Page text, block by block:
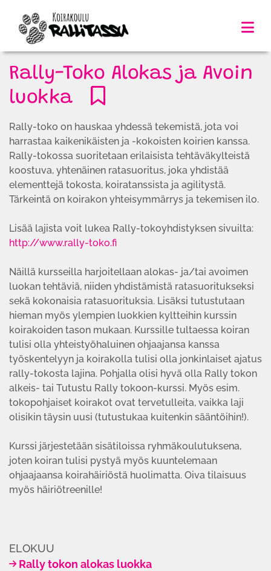
Rally-Toko Alokas ja Avoin
luokka
Rally-toko on hauskaa yhdessä tekemistä, jota voi
harrastaa kaikenikäisten ja -kokoisten koirien kanssa.
Rally-tokossa suoritetaan erilaisista tehtäväkylteistä
koostuva, yhtenäinen ratasuoritus, joka yhdistää
elementtejä tokosta, koiratanssista ja agilitystä.
Tärkeintä on koirakon yhteisymmärrys ja tekemisen ilo.
Lisää lajista voit lukea Rally-tokoyhdistyksen sivuilta:
http://www.rally-toko.fi
Näillä kursseilla harjoitellaan alokas- ja/tai avoimen
luokan tehtäviä, niiden yhdistämistä ratasuoritukseksi
sekä kokonaisia ratasuorituksia. Lisäksi tutustutaan
hieman myös ylempien luokkien kyltteihin kurssin
koirakoiden tason mukaan. Kurssille tultaessa koiran
tulisi olla yhteistyöhaluinen ohjaajansa kanssa
työskentelyyn ja koirakolla tulisi olla jonkinlaiset ajatus
rally-tokosta lajina. Pohjalla olisi hyvä olla Rally tokon
alkeis- tai Tutustu Rally tokoon-kurssi. Myös esim.
tokopohjaiset koirakot ovat tervetulleita, vaikka laji
olisikin täysin uusi (tutustukaa kuitenkin sääntöihin!).
Kurssi järjestetään sisätiloissa ryhmäkoulutuksena,
joten koiran tulisi pystyä myös kuuntelemaan
ohjaajaansa koirahäiriöstä huolimatta. Oiva tilaisuus
myös häiriötreenille!
ELOKUU
Rally tokon alokas luokka